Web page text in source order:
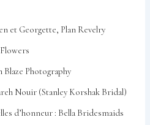
et Georgette, Plan Revelry
Blaze Photography
Nouir (Stanley Korshak Bridal)
d’honneur : Bella Bridesmaids